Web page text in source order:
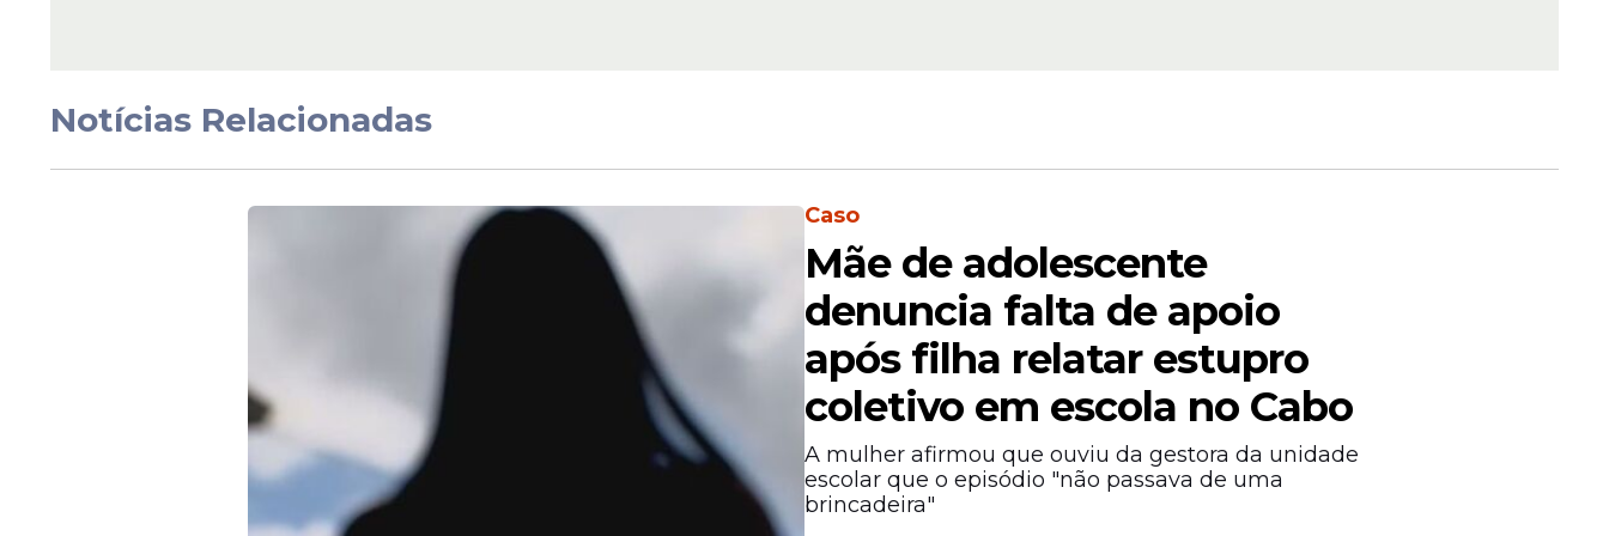
Notícias Relacionadas
Caso
Mãe de adolescente
denuncia falta de apoio
após filha relatar estupro
coletivo em escola no Cabo
A mulher afirmou que ouviu da gestora da unidade
escolar que o episódio "não passava de uma
brincadeira"